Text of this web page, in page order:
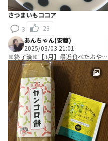
さつまいもココア
3
23
あんちゃん(安藤)
2025/03/03 21:01
※終了済※【3月】最近食べたおやつ
教えて！